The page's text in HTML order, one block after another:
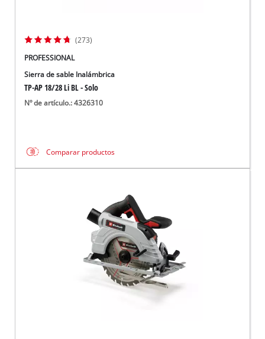
(273)
PROFESSIONAL
Sierra de sable Inalámbrica
TP-AP 18/28 Li BL - Solo
Nº de artículo.: 4326310
Comparar productos